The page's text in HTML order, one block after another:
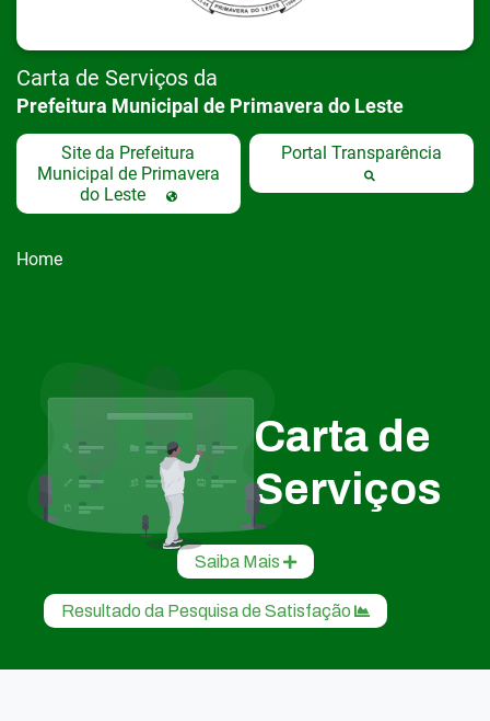
Carta de Serviços da
Prefeitura Municipal de Primavera do Leste
Site da Prefeitura
Municipal de Primavera
do Leste
Portal Transparência
Home
Carta de
Serviços
Saiba Mais
Resultado da Pesquisa de Satisfação